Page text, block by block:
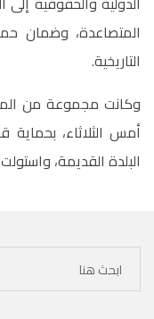
المتصاعدة، وضمان
التاريخية.
وكانت مجموعة من
أمس الثلاثاء، بحماية
البلدة القديمة،